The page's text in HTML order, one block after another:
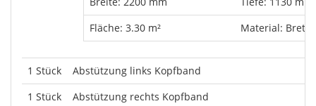
Fläche: 3.30 m²
Material:
1 Stück
Abstützung links Kopfband
1 Stück
Abstützung rechts Kopfband